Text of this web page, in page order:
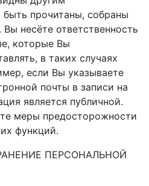
быть прочитаны, собраны
несёте ответственность
которые Вы
в таких случаях
если Вы указываете
почты в записи на
является публичной.
меры предосторожности
функций.
ПЕРСОНАЛЬНОЙ